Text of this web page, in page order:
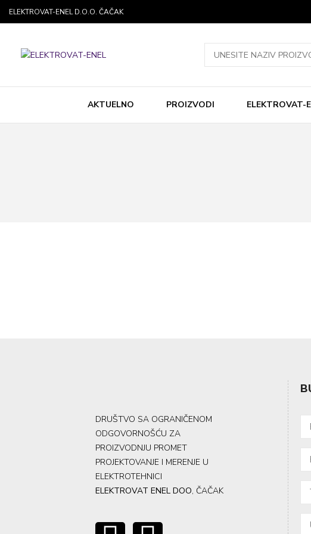
ELEKTROVAT-ENEL D.O.O. ČAČAK
AKTUELNO PROIZVODI ELEKTROVAT-
DRUŠTVO SA OGRANIČENOM
ODGOVORNOŠĆU ZA
PROIZVODNJU PROMET
PROJEKTOVANJE I MERENJE U
ELEKTROTEHNICI
ELEKTROVAT ENEL DOO, ČAČAK